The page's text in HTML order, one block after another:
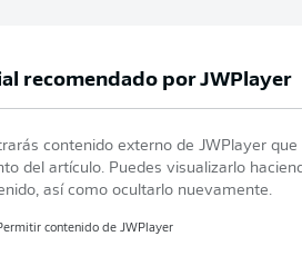
recomendado porJWPlayer
contenido externo de JWPlayer que
del artículo. Puedes visualizarlo
así como ocultarlo nuevamente.
contenido de JWPlayer